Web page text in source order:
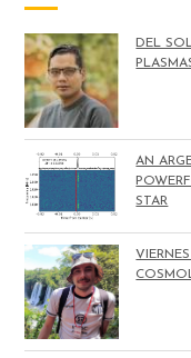
DEL
AN
STAR